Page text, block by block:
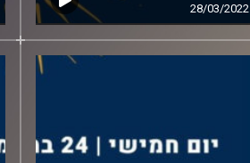
28/03/2022